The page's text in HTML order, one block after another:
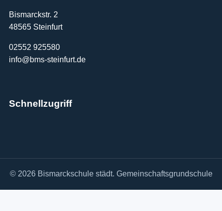
Bismarckstr. 2
48565 Steinfurt
02552 925580
info@bms-steinfurt.de
Schnellzugriff
© 2026 Bismarckschule städt. Gemeinschaftsgrundschule